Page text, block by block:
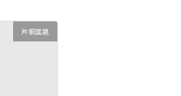
片桐匡晟